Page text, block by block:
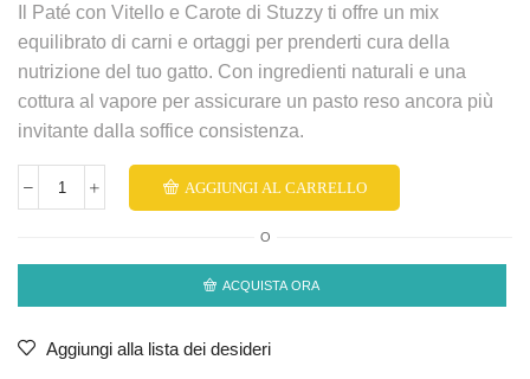
Il Paté con Vitello e Carote di Stuzzy ti offre un mix
equilibrato di carni e ortaggi per prenderti cura della
nutrizione del tuo gatto. Con ingredienti naturali e una
cottura al vapore per assicurare un pasto reso ancora più
invitante dalla soffice consistenza.
AGGIUNGI AL CARRELLO
O
ACQUISTA ORA
Aggiungi alla lista dei desideri